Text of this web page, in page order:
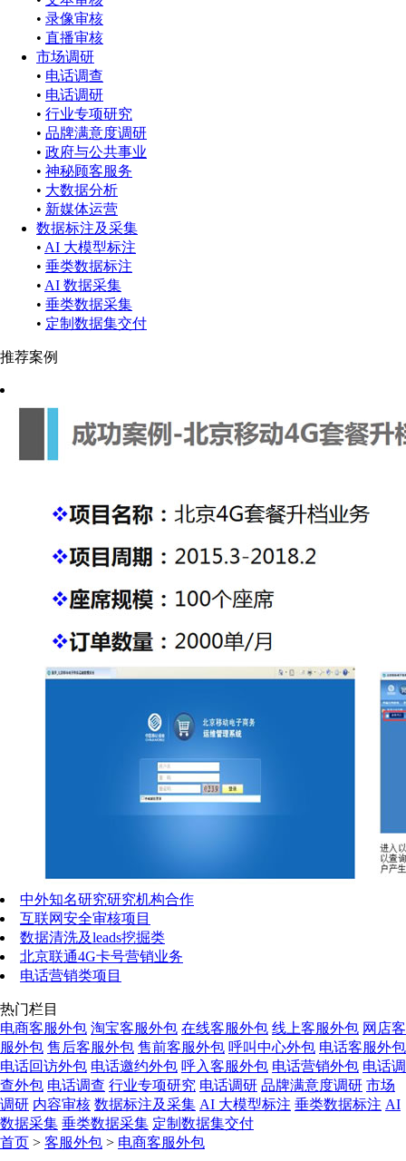
• 录像审核
• 直播审核
市场调研
• 电话调查
• 电话调研
• 行业专项研究
• 品牌满意度调研
• 政府与公共事业
• 神秘顾客服务
• 大数据分析
• 新媒体运营
数据标注及采集
• AI 大模型标注
• 垂类数据标注
• AI 数据采集
• 垂类数据采集
• 定制数据集交付
推荐案例
中外知名研究研究机构合作
互联网安全审核项目
数据清洗及leads挖掘类
北京联通4G卡号营销业务
电话营销类项目
热门栏目
电商客服外包 淘宝客服外包 在线客服外包 线上客服外包 网店客
服外包 售后客服外包 售前客服外包 呼叫中心外包 电话客服外包
电话回访外包 电话邀约外包 呼入客服外包 电话营销外包 电话调
查外包 电话调查 行业专项研究 电话调研 品牌满意度调研 市场
调研 内容审核 数据标注及采集 AI 大模型标注 垂类数据标注 AI
数据采集 垂类数据采集 定制数据集交付
首页 > 客服外包 > 电商客服外包